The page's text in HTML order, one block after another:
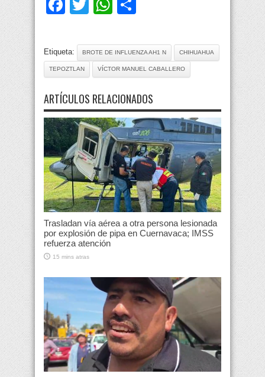
Facebook
TwitterWhatsApp
Etiqueta: BROTE DE INFLUENZA AH1 N CHIHUAHUA
TEPOZTLAN VÍCTOR MANUEL CABALLERO
ARTÍCULOS RELACIONADOS
Trasladan vía aérea a otra persona lesionada
por explosión de pipa en Cuernavaca; IMSS
refuerza atención
15 mins atras